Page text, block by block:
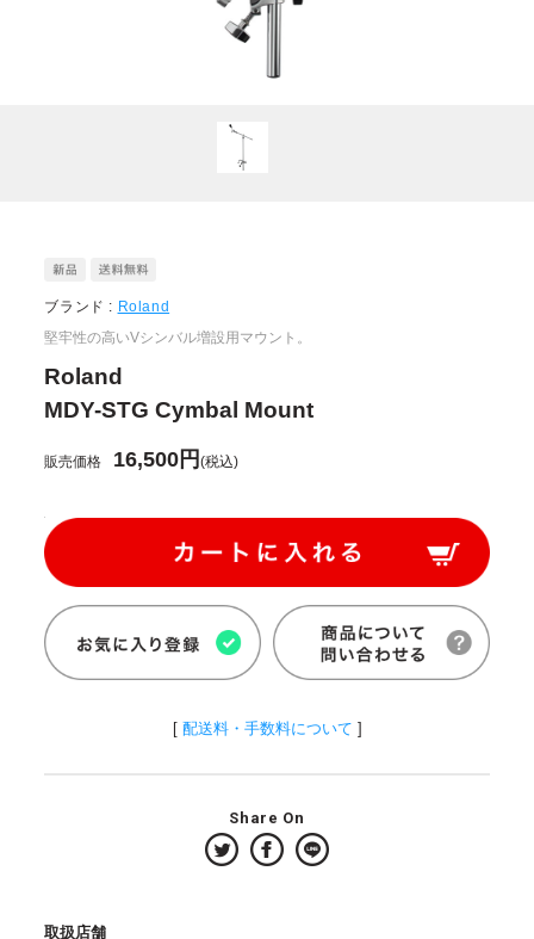
ブランド : Roland
堅牢性の高いVシンバル増設用マウント。
Roland
MDY-STG Cymbal Mount
販売価格 16,500円(税込)
[ 配送料・手数料について ]
Share On
取扱店舗